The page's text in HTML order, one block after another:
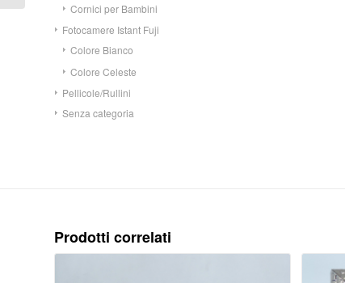
Cornici per Bambini
Fotocamere Istant Fuji
Colore Bianco
Colore Celeste
Pellicole/Rullini
Senza categoria
Prodotti correlati